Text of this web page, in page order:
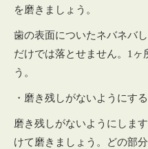
を磨きましょう。
歯の表面についたネバネバ
だけでは落とせません。1ヶ
う。
・磨き残しがないようにする
磨き残しがないようにしま
けて磨きましょう。どの部